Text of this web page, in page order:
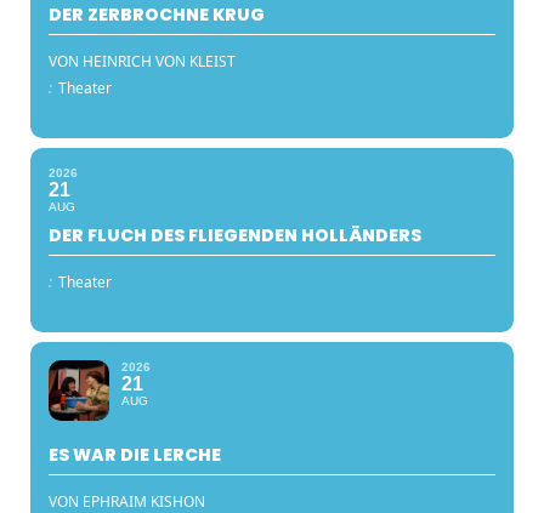
DER ZERBROCHNE KRUG
VON HEINRICH VON KLEIST
: Theater
2026
21
AUG
DER FLUCH DES FLIEGENDEN HOLLÄNDERS
: Theater
2026
21
AUG
ES WAR DIE LERCHE
VON EPHRAIM KISHON